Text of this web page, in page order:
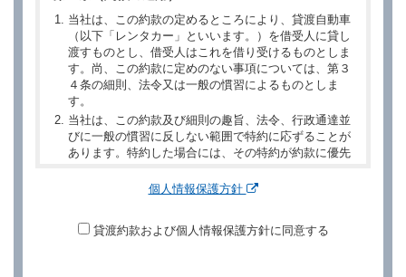
当社は、この約款の定めるところにより、貸渡自動車
（以下「レンタカー」といいます。）を借受人に貸し
渡すものとし、借受人はこれを借り受けるものとしま
す。尚、この約款に定めのない事項については、第３
４条の細則、法令又は一般の慣習によるものとしま
す。
当社は、この約款及び細則の趣旨、法令、行政通達並
びに一般の慣習に反しない範囲で特約に応ずることが
あります。特約した場合には、その特約が約款に優先
第２条（予約の申込み）
個人情報保護方針
貸渡約款および個人情報保護方針に同意する